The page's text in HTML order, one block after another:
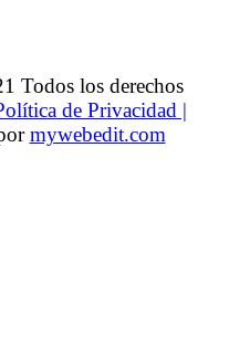
los derechos
de Privacidad |
mywebedit.com